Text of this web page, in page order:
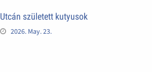
Utcán született kutyusok
2026. May. 23.